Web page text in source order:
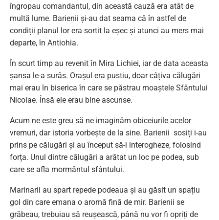
îngropau comandantul, din această cauză era atât de
multă lume. Barienii și-au dat seama că în astfel de
condiții planul lor era sortit la eșec și atunci au mers mai
departe, în Antiohia.
În scurt timp au revenit în Mira Lichiei, iar de data aceasta
șansa le-a surâs. Orașul era pustiu, doar câțiva călugări
mai erau în biserica în care se păstrau moaștele Sfântului
Nicolae. Însă ele erau bine ascunse.
Acum ne este greu să ne imaginăm obiceiurile acelor
vremuri, dar istoria vorbește de la sine. Barienii sosiți i-au
prins pe călugări și au început să-i interogheze, folosind
forța. Unul dintre călugări a arătat un loc pe podea, sub
care se afla mormântul sfântului.
Marinarii au spart repede podeaua și au găsit un spațiu
gol din care emana o aromă fină de mir. Barienii se
grăbeau, trebuiau să reușească, până nu vor fi opriți de